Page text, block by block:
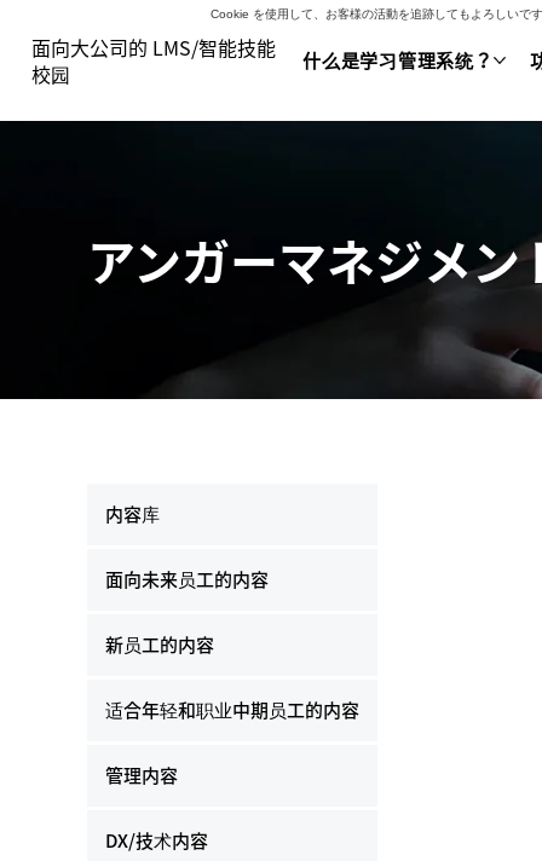
面向大公司的 LMS/智能技能
校园
什么是学习管理系统？
アンガーマネジメ
内容库
面向未来员工的内容
新员工的内容
适合年轻和职业中期员工的内容
管理内容
DX/技术内容
Cookie を使用して、お客様の活動を追跡してもよろしいで